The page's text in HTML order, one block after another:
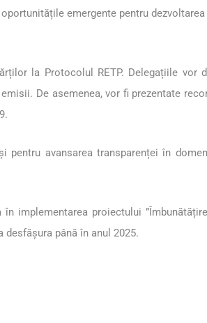
emergente pentru
la Protocolul RETP. Delegațiile
De asemenea, vor fi prezentate
avansarea transparenței în
implementarea proiectului
până în anul 2025.